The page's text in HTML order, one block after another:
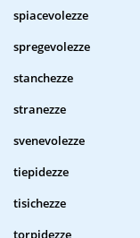
spiacevolezze
spregevolezze
stanchezze
stranezze
svenevolezze
tiepidezze
tisichezze
torpidezze